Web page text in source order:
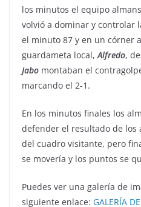
los minutos el equipo
volvió a dominar y controlar
el minuto 87 y en un córner
guardameta local,Alfredo,
Jabo montaban el
marcando el 2-1.
En los minutos finales los
defender el resultado de los
del cuadro visitante, pero
se movería y los puntos se
Puedes ver una galería de
siguiente enlace: GALERÍA